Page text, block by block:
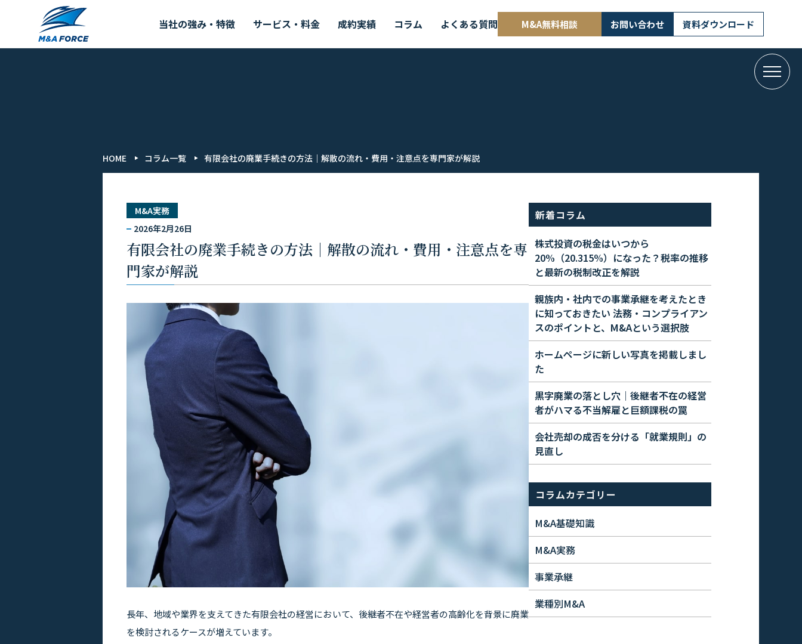
当社の強み・特徴 サービス・料金 成約実績 コラム よくある質問 M&A無料相談 お問い合わせ 資料ダウンロード
HOME コラム一覧 有限会社の廃業手続きの方法｜解散の流れ・費用・注意点を専門家が解説
M&A実務
2026年2月26日
有限会社の廃業手続きの方法｜解散の流れ・費用・注意点を専
門家が解説
長年、地域や業界を支えてきた有限会社の経営において、後継者不在や経営者の高齢化を背景に廃業
を検討されるケースが増えています。
新着コラム
株式投資の税金はいつから
20%（20.315%）になった？税率の推移
と最新の税制改正を解説
親族内・社内での事業承継を考えたとき
に知っておきたい 法務・コンプライアン
スのポイントと、M&Aという選択肢
ホームページに新しい写真を掲載しまし
た
黒字廃業の落とし穴｜後継者不在の経営
者がハマる不当解雇と巨額課税の罠
会社売却の成否を分ける「就業規則」の
見直し
コラムカテゴリー
M&A基礎知識
M&A実務
事業承継
業種別M&A